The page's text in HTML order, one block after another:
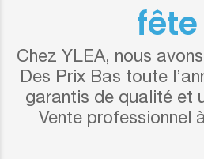
fête
Chez YLEA, nous
Des Prix Bas toute
garantis de qualité et
Vente professionnel